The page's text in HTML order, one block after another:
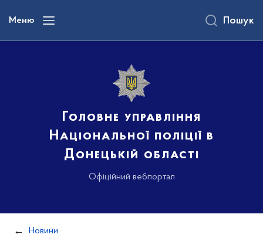
вмісту
Меню
Головне управління
Національної поліції в
Донецькій області
Офіційний вебпортал
Пошук
Новини